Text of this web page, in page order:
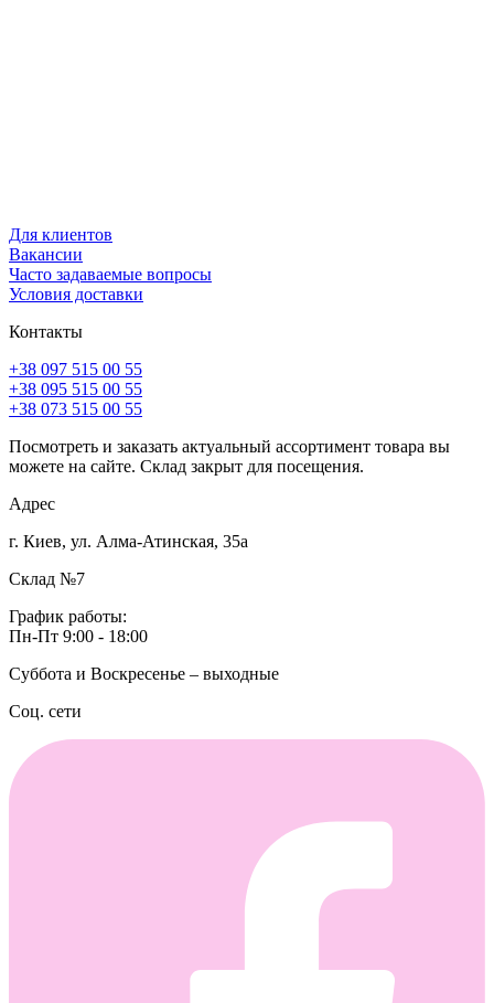
Для клиентов
Вакансии
Часто задаваемые вопросы
Условия доставки
Контакты
+38 097 515 00 55
+38 095 515 00 55
+38 073 515 00 55
Посмотреть и заказать актуальный ассортимент товара вы
можете на сайте. Склад закрыт для посещения.
Адрес
г. Киев, ул. Алма-Атинская, 35а
Склад №7
График работы:
Пн-Пт 9:00 - 18:00
Суббота и Воскресенье – выходные
Соц. сети